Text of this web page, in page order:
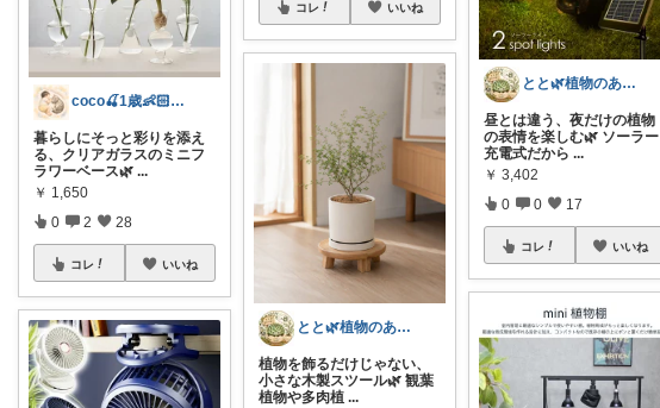
coco🍒1歳👶🏻5歳🐈
暮らしにそっと彩りを添え
る、クリアガラスのミニフ
ラワーベース🌿 ...
￥ 1,650
0 2 28
コレ いいね
コレ いいね
とと🌿植物のある暮らし
植物を飾るだけじゃない、
小さな木製スツール🌿 観葉
植物や多肉植 ...
とと🌿植物のある暮らし
昼とは違う、夜だけの植物
の表情を楽しむ🌿 ソーラー
充電式だから ...
￥ 3,402
0 0 17
コレ いいね